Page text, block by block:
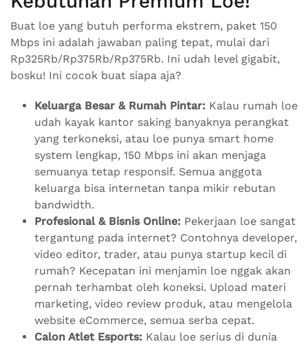
Buat loe yang butuh performa ekstrem, paket 150
Mbps ini adalah jawaban paling tepat, mulai dari
Rp325Rb/Rp375Rb/Rp375Rb. Ini udah level gigabit,
bosku! Ini cocok buat siapa aja?
Keluarga Besar & Rumah Pintar: Kalau rumah loe
udah kayak kantor saking banyaknya perangkat
yang terkoneksi, atau loe punya smart home
system lengkap, 150 Mbps ini akan menjaga
semuanya tetap responsif. Semua anggota
keluarga bisa internetan tanpa mikir rebutan
bandwidth.
Profesional & Bisnis Online: Pekerjaan loe sangat
tergantung pada internet? Contohnya developer,
video editor, trader, atau punya startup kecil di
rumah? Kecepatan ini menjamin loe nggak akan
pernah terhambat oleh koneksi. Upload materi
marketing, video review produk, atau mengelola
website eCommerce, semua serba cepat.
Calon Atlet Esports: Kalau loe serius di dunia